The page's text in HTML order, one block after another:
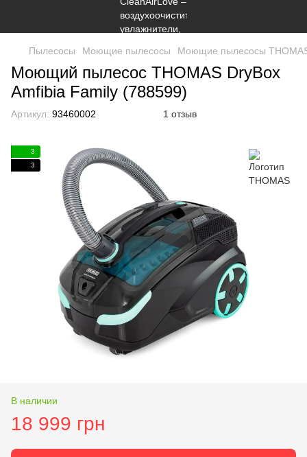
Пылесосы Моющие пылесосы Моющие пылесосы
Моющий пылесос THOMAS DryBox
Amfibia Family (788599)
Артикул: 93460002 1 отзыв
3
3
В наличии
18 999 грн